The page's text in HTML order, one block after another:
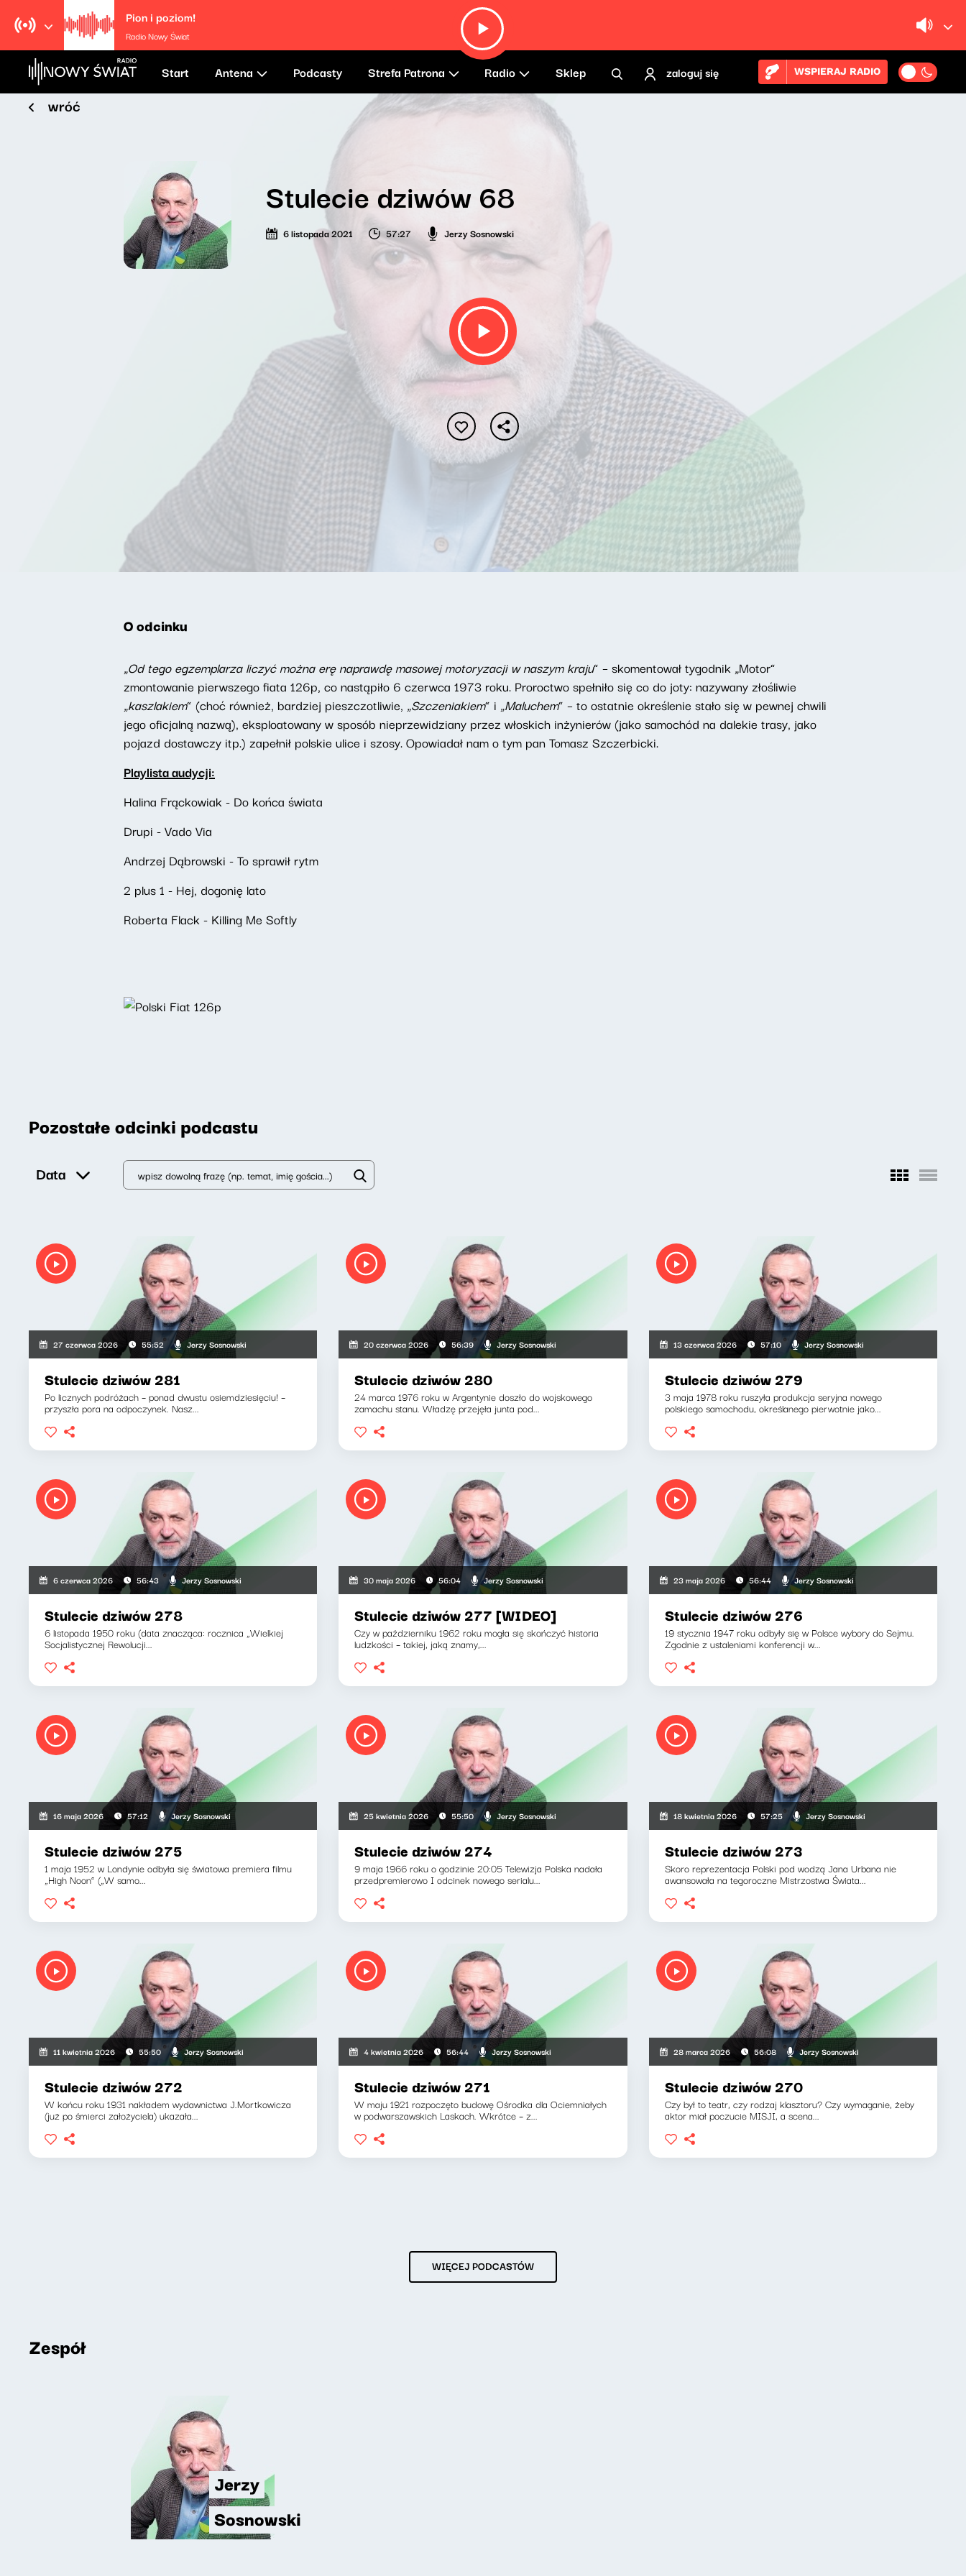
Pion i poziom!
Radio Nowy Świat
Start Antena Podcasty Strefa Patrona Radio Sklep zaloguj się WSPIERAJ RADIO
wróć
Stulecie dziwów 68
6 listopada 2021 57:27 Jerzy Sosnowski
O odcinku
„Od tego egzemplarza liczyć można erę naprawdę masowej motoryzacji w naszym kraju” – skomentował tygodnik „Motor”
zmontowanie pierwszego fiata 126p, co nastąpiło 6 czerwca 1973 roku. Proroctwo spełniło się co do joty: nazywany złośliwie
„kaszlakiem” (choć również, bardziej pieszczotliwie, „Szczeniakiem” i „Maluchem” – to ostatnie określenie stało się w pewnej chwili
jego oficjalną nazwą), eksploatowany w sposób nieprzewidziany przez włoskich inżynierów (jako samochód na dalekie trasy, jako
pojazd dostawczy itp.) zapełnił polskie ulice i szosy. Opowiadał nam o tym pan Tomasz Szczerbicki.
Playlista audycji:
Halina Frąckowiak - Do końca świata
Drupi - Vado Via
Andrzej Dąbrowski - To sprawił rytm
2 plus 1 - Hej, dogonię lato
Roberta Flack - Killing Me Softly
Pozostałe odcinki podcastu
Data
27 czerwca 2026 55:52 Jerzy Sosnowski
Stulecie dziwów 281
Po licznych podróżach – ponad dwustu osiemdziesięciu! –
przyszła pora na odpoczynek. Nasz...
20 czerwca 2026 56:39 Jerzy Sosnowski
Stulecie dziwów 280
24 marca 1976 roku w Argentynie doszło do wojskowego
zamachu stanu. Władzę przejęła junta pod...
13 czerwca 2026 57:10 Jerzy Sosnowski
Stulecie dziwów 279
3 maja 1978 roku ruszyła produkcja seryjna nowego
polskiego samochodu, określanego pierwotnie jako...
6 czerwca 2026 56:43 Jerzy Sosnowski
Stulecie dziwów 278
6 listopada 1950 roku (data znacząca: rocznica „Wielkiej
Socjalistycznej Rewolucji...
30 maja 2026 56:04 Jerzy Sosnowski
Stulecie dziwów 277 [WIDEO]
Czy w październiku 1962 roku mogła się skończyć historia
ludzkości – takiej, jaką znamy,...
23 maja 2026 56:44 Jerzy Sosnowski
Stulecie dziwów 276
19 stycznia 1947 roku odbyły się w Polsce wybory do Sejmu.
Zgodnie z ustaleniami konferencji w...
16 maja 2026 57:12 Jerzy Sosnowski
Stulecie dziwów 275
1 maja 1952 w Londynie odbyła się światowa premiera filmu
„High Noon” („W samo...
25 kwietnia 2026 55:50 Jerzy Sosnowski
Stulecie dziwów 274
9 maja 1966 roku o godzinie 20:05 Telewizja Polska nadała
przedpremierowo I odcinek nowego serialu...
18 kwietnia 2026 57:25 Jerzy Sosnowski
Stulecie dziwów 273
Skoro reprezentacja Polski pod wodzą Jana Urbana nie
awansowała na tegoroczne Mistrzostwa Świata...
11 kwietnia 2026 55:50 Jerzy Sosnowski
Stulecie dziwów 272
W końcu roku 1931 nakładem wydawnictwa J.Mortkowicza
(już po śmierci założyciela) ukazała...
4 kwietnia 2026 56:44 Jerzy Sosnowski
Stulecie dziwów 271
W maju 1921 rozpoczęto budowę Ośrodka dla Ociemniałych
w podwarszawskich Laskach. Wkrótce – z...
28 marca 2026 56:08 Jerzy Sosnowski
Stulecie dziwów 270
Czy był to teatr, czy rodzaj klasztoru? Czy wymaganie, żeby
aktor miał poczucie MISJI, a scena...
WIĘCEJ PODCASTÓW
Zespół
Jerzy
Sosnowski